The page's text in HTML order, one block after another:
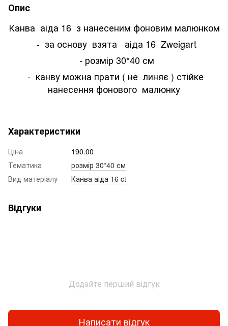
Опис
Канва аіда 16 з нанесеним фоновим малюнком
- за основу взята аіда 16 Zweigart
- розмір 30*40 см
- канву можна прати ( не линяє ) стійке
нанесення фонового малюнку
Характеристики
Ціна
190.00
Тематика
розмір 30*40 см
Вид матеріалу
Канва аіда 16 ct
Відгуки
Додайте перший відгук
Написати відгук